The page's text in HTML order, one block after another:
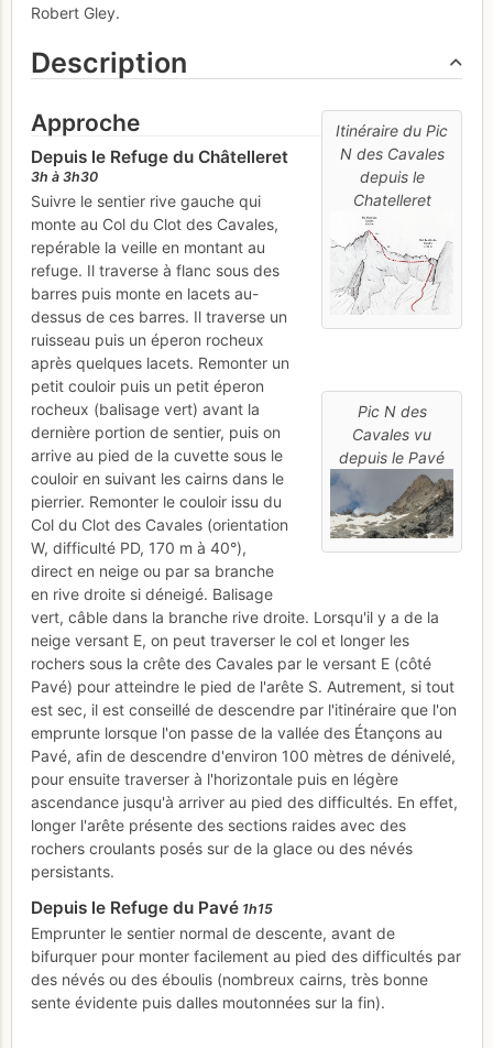
Robert Gley.
Description
Itinéraire du Pic
N des Cavales
depuis le
Chatelleret
Pic N des
Cavales vu
depuis le Pavé
Approche
Depuis le Refuge du Châtelleret
3h à 3h30
Suivre le sentier rive gauche qui
monte au Col du Clot des Cavales,
repérable la veille en montant au
refuge. Il traverse à flanc sous des
barres puis monte en lacets au-
dessus de ces barres. Il traverse un
ruisseau puis un éperon rocheux
après quelques lacets. Remonter un
petit couloir puis un petit éperon
rocheux (balisage vert) avant la
dernière portion de sentier, puis on
arrive au pied de la cuvette sous le
couloir en suivant les cairns dans le
pierrier. Remonter le couloir issu du
Col du Clot des Cavales (orientation
W, difficulté PD, 170 m à 40°),
direct en neige ou par sa branche
en rive droite si déneigé. Balisage
vert, câble dans la branche rive droite. Lorsqu'il y a de la
neige versant E, on peut traverser le col et longer les
rochers sous la crête des Cavales par le versant E (côté
Pavé) pour atteindre le pied de l'arête S. Autrement, si tout
est sec, il est conseillé de descendre par l'itinéraire que l'on
emprunte lorsque l'on passe de la vallée des Étançons au
Pavé, afin de descendre d'environ 100 mètres de dénivelé,
pour ensuite traverser à l'horizontale puis en légère
ascendance jusqu'à arriver au pied des difficultés. En effet,
longer l'arête présente des sections raides avec des
rochers croulants posés sur de la glace ou des névés
persistants.
Depuis le Refuge du Pavé 1h15
Emprunter le sentier normal de descente, avant de
bifurquer pour monter facilement au pied des difficultés par
des névés ou des éboulis (nombreux cairns, très bonne
sente évidente puis dalles moutonnées sur la fin).